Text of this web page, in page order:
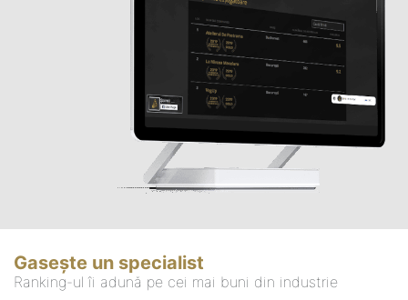
Gasește un specialist
Ranking-ul îi adună pe cei mai buni din industrie